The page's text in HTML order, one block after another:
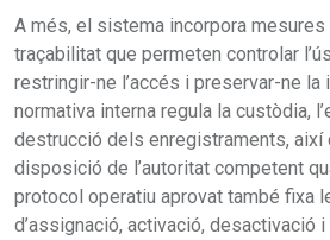
A més, el sistema incorpora
traçabilitat que permeten controlar
restringir-ne l’accés i preservar-ne la
normativa interna regula la custòdia,
destrucció dels enregistraments, així
disposició de l’autoritat competent
protocol operatiu aprovat també fixa
d’assignació, activació, desactivació